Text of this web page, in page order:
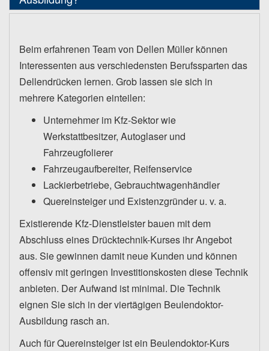
Beim erfahrenen Team von Dellen Müller können
Interessenten aus verschiedensten Berufssparten das
Dellendrücken lernen. Grob lassen sie sich in
mehrere Kategorien einteilen:
Unternehmer im Kfz-Sektor wie
Werkstattbesitzer, Autoglaser und
Fahrzeugfolierer
Fahrzeugaufbereiter, Reifenservice
Lackierbetriebe, Gebrauchtwagenhändler
Quereinsteiger und Existenzgründer u. v. a.
Existierende Kfz-Dienstleister bauen mit dem
Abschluss eines Drücktechnik-Kurses ihr Angebot
aus. Sie gewinnen damit neue Kunden und können
offensiv mit geringen Investitionskosten diese Technik
anbieten. Der Aufwand ist minimal. Die Technik
eignen Sie sich in der viertägigen Beulendoktor-
Ausbildung rasch an.
Auch für Quereinsteiger ist ein Beulendoktor-Kurs